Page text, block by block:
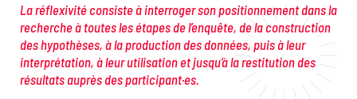
La réflexivité consiste à interroger son positionnement dans la
recherche à toutes les étapes de l’enquête, de la construction
des hypothèses, à la production des données, puis à leur
interprétation, à leur utilisation et jusqu’à la restitution des
résultats auprès des participant·es.